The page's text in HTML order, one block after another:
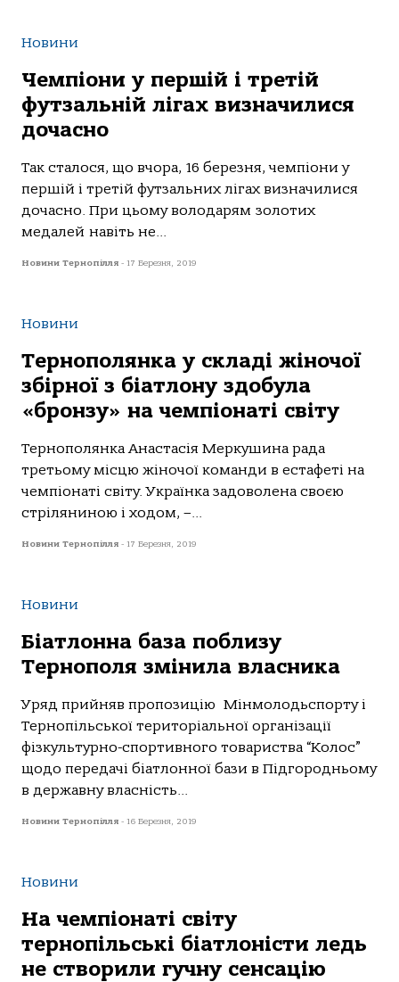
Новини
Чемпіони у першій і третій
футзальній лігах визначилися
дочасно
Так сталося, що вчора, 16 березня, чемпіони у
першій і третій футзальних лігах визначилися
дочасно. При цьому володарям золотих
медалей навіть не...
Новини Тернопілля - 17 Березня, 2019
Новини
Тернополянка у складі жіночої
збірної з біатлону здобула
«бронзу» на чемпіонаті світу
Тернополянка Анастасія Меркушина рада
третьому місцю жіночої команди в естафеті на
чемпіонаті світу. Українка задоволена своєю
стріляниною і ходом, –...
Новини Тернопілля - 17 Березня, 2019
Новини
Біатлонна база поблизу
Тернополя змінила власника
Уряд прийняв пропозицію Мінмолодьспорту і
Тернопільської територіальної організації
фізкультурно-спортивного товариства “Колос”
щодо передачі біатлонної бази в Підгородньому
в державну власність...
Новини Тернопілля - 16 Березня, 2019
Новини
На чемпіонаті світу
тернопільські біатлоністи ледь
не створили гучну сенсацію